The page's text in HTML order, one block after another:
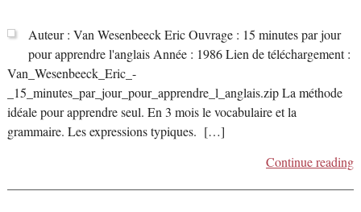
Auteur : Van Wesenbeeck Eric Ouvrage : 15 minutes par jour
pour apprendre l'anglais Année : 1986 Lien de téléchargement :
Van_Wesenbeeck_Eric_-
_15_minutes_par_jour_pour_apprendre_l_anglais.zip La méthode
idéale pour apprendre seul. En 3 mois le vocabulaire et la
grammaire. Les expressions typiques. […]
Continue reading